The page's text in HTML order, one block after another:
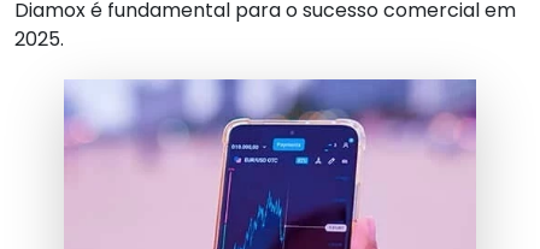
Diamox é fundamental para o sucesso comercial em
2025.